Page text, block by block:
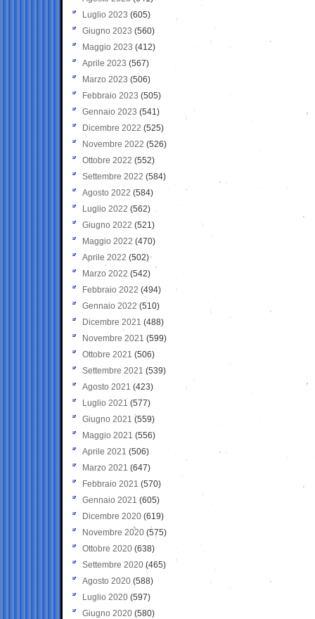
Luglio 2023 (605)
Giugno 2023 (560)
Maggio 2023 (412)
Aprile 2023 (567)
Marzo 2023 (506)
Febbraio 2023 (505)
Gennaio 2023 (541)
Dicembre 2022 (525)
Novembre 2022 (526)
Ottobre 2022 (552)
Settembre 2022 (584)
Agosto 2022 (584)
Luglio 2022 (562)
Giugno 2022 (521)
Maggio 2022 (470)
Aprile 2022 (502)
Marzo 2022 (542)
Febbraio 2022 (494)
Gennaio 2022 (510)
Dicembre 2021 (488)
Novembre 2021 (599)
Ottobre 2021 (506)
Settembre 2021 (539)
Agosto 2021 (423)
Luglio 2021 (577)
Giugno 2021(559)
Maggio 2021 (556)
Aprile 2021 (506)
Marzo 2021 (647)
Febbraio 2021 (570)
Gennaio 2021 (605)
Dicembre 2020 (619)
Novembre 2020 (575)
Ottobre 2020 (638)
Settembre 2020(465)
Agosto 2020 (588)
Luglio 2020 (597)
Giugno 2020 (580)